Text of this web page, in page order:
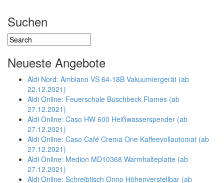
Suchen
Neueste Angebote
Aldi Nord: Ambiano VS 64-18B Vakuumiergerät (ab
22.12.2021)
Aldi Online: Feuerschale Buschbeck Flames (ab
27.12.2021)
Aldi Online: Caso HW 600 Heißwasserspender (ab
27.12.2021)
Aldi Online: Caso Café Crema One Kaffeevollautomat (ab
27.12.2021)
Aldi Online: Medion MD10368 Warmhalteplatte (ab
27.12.2021)
Aldi Online: Schreibtisch Onno Höhenverstellbar (ab